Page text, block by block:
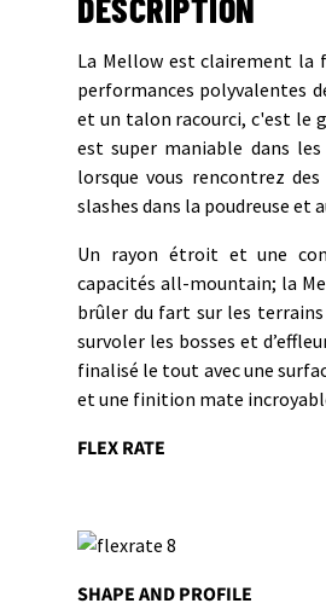
La Mellow est clairement la
performances polyvalentes
et un talon racourci, c'est le
est super maniable dans
lorsque vous rencontrez
slashes dans la poudreuse et
Un rayon étroit et une
capacités all-mountain; la
brûler du fart sur les
survoler les bosses et
finalisé le tout avec une
et une finition mate
FLEX RATE
SHAPE AND PROFILE